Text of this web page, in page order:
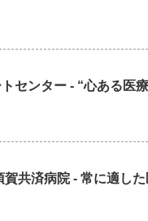
トセンター - “心ある医
賀共済病院 - 常に適し